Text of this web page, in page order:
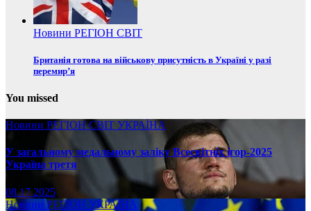
Новини РЕГІОН СВІТ
Британія готова на військову присутність в Україні у разі
перемир’я
You missed
Новини РЕГІОНСВІТ УКРАЇНА
У загальному медальному заліку Всесвітніх ігор-2025
Україна третя
08.17.2025
НовиниРЕГІОН УКРАЇНА